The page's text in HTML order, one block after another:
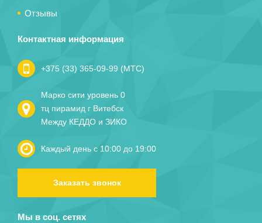
Отзывы
Контактная информация
+375 (33) 365-09-99 (МТС)
Марко сити уровень 0
тц пирамид г Витебск
Между КЕДДО и ЗИКО
Каждый день с 10:00 до 19:00
Заказать звонок
Мы в соц. сетях